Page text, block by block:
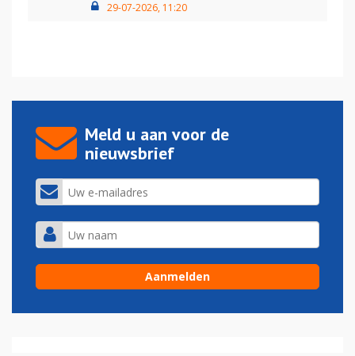
29-07-2026, 11:20
Meld u aan voor de
nieuwsbrief